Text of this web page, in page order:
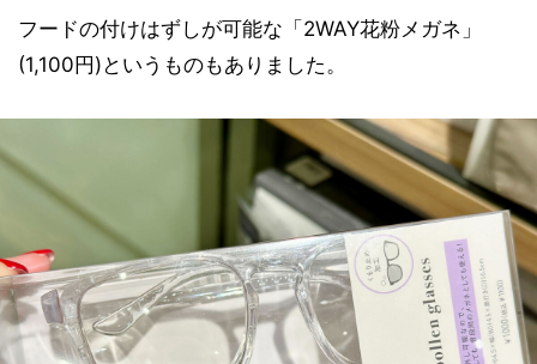
フードの付けはずしが可能な「2WAY花粉メガネ」
(1,100円)というものもありました。